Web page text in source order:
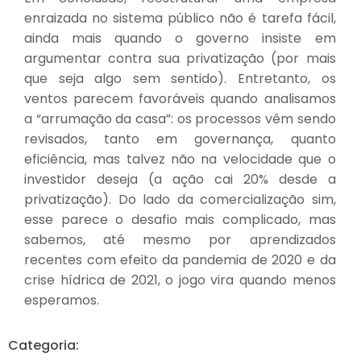
enraizada no sistema público não é tarefa fácil,
ainda mais quando o governo insiste em
argumentar contra sua privatização (por mais
que seja algo sem sentido). Entretanto, os
ventos parecem favoráveis quando analisamos
a “arrumação da casa”: os processos vêm sendo
revisados, tanto em governança, quanto
eficiência, mas talvez não na velocidade que o
investidor deseja (a ação cai 20% desde a
privatização). Do lado da comercialização sim,
esse parece o desafio mais complicado, mas
sabemos, até mesmo por aprendizados
recentes com efeito da pandemia de 2020 e da
crise hídrica de 2021, o jogo vira quando menos
esperamos.
Categoria: